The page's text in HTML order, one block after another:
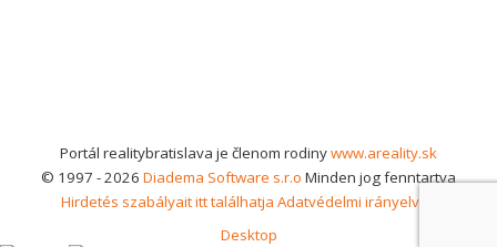
Portál realitybratislava je členom rodinywww.areality.sk
© 1997 - 2026 Diadema Software s.r.o Minden jog fenntartva
Hirdetés szabályait itt találhatja Adatvédelmi irányelvek
Desktop